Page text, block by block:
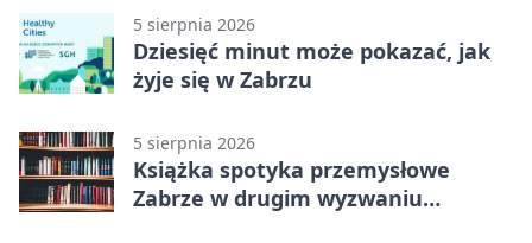
5 sierpnia 2026
Dziesięć minut może pokazać, jak
żyje się w Zabrzu
5 sierpnia 2026
Książka spotyka przemysłowe
Zabrze w drugim wyzwaniu